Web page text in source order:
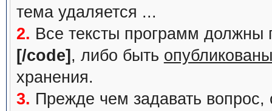
тема удаляется ...
2. Все тексты программ должны
[/code] , либо быть
хранения.
3. Прежде чем задавать вопрос,